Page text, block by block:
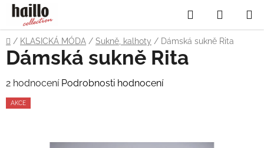
Přejít
obsah
Hledat
KOŠÍK
Domů
/ KLASICKÁ MÓDA / Sukně, kalhoty / Dámská sukně Rita
Dámská sukně Rita
Průměrné
hodnocení
2 hodnocení Podrobnosti hodnocení
AKCE